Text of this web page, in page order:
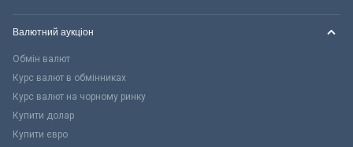
Валютний аукціон
Обмін валют
Курс валют в обмінниках
Курс валют на чорному ринку
Купити долар
Купити євро